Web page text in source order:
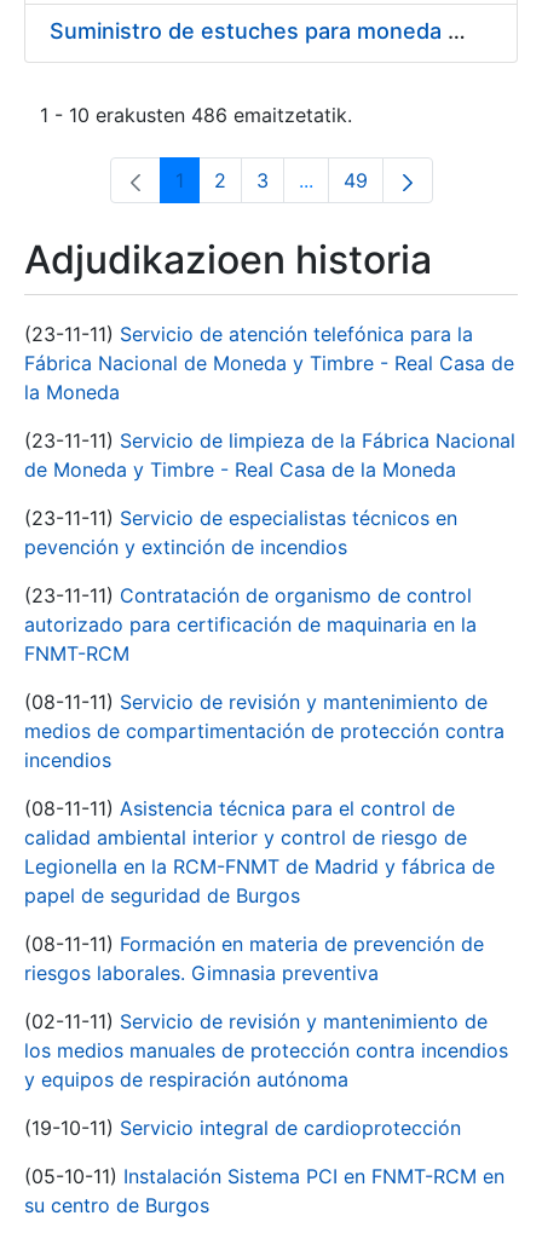
Suministro de estuches para moneda de 30 €
1 - 10 erakusten 486 emaitzetatik.
Orrialdea
1 Orrialdea
2 Orrialdea
3 ...Intermediate Pages Use
Orrialdea
49
Adjudikazioen historia
(23-11-11) Servicio de atención telefónica para la
Fábrica Nacional de Moneda y Timbre - Real Casa de
la Moneda
(23-11-11) Servicio de limpieza de la Fábrica Nacional
de Moneda y Timbre - Real Casa de la Moneda
(23-11-11) Servicio de especialistas técnicos en
pevención y extinción de incendios
(23-11-11) Contratación de organismo de control
autorizado para certificación de maquinaria en la
FNMT-RCM
(08-11-11) Servicio de revisión y mantenimiento de
medios de compartimentación de protección contra
incendios
(08-11-11) Asistencia técnica para el control de
calidad ambiental interior y control de riesgo de
Legionella en la RCM-FNMT de Madrid y fábrica de
papel de seguridad de Burgos
(08-11-11) Formación en materia de prevención de
riesgos laborales. Gimnasia preventiva
(02-11-11) Servicio de revisión y mantenimiento de
los medios manuales de protección contra incendios
y equipos de respiración autónoma
(19-10-11) Servicio integral de cardioprotección
(05-10-11) Instalación Sistema PCI en FNMT-RCM en
su centro de Burgos